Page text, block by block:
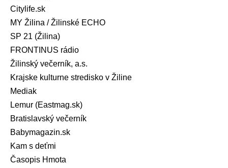
Citylife.sk
MY Žilina / Žilinské ECHO
SP 21 (Žilina)
FRONTINUS rádio
Žilinský večerník, a.s.
Krajske kulturne stredisko v Žiline
Mediak
Lemur (Eastmag.sk)
Bratislavský večerník
Babymagazin.sk
Kam s deťmi
Časopis Hmota